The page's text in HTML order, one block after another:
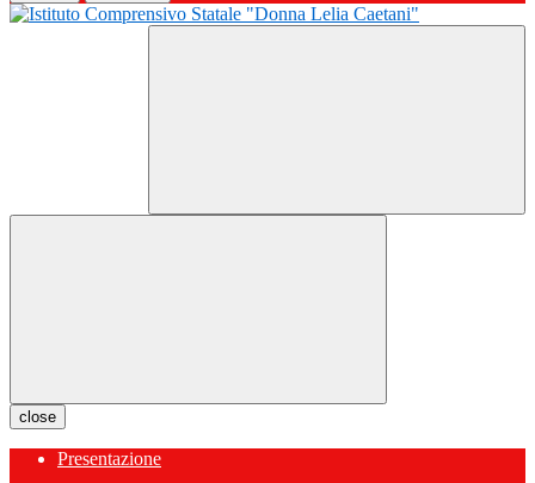
close
Presentazione